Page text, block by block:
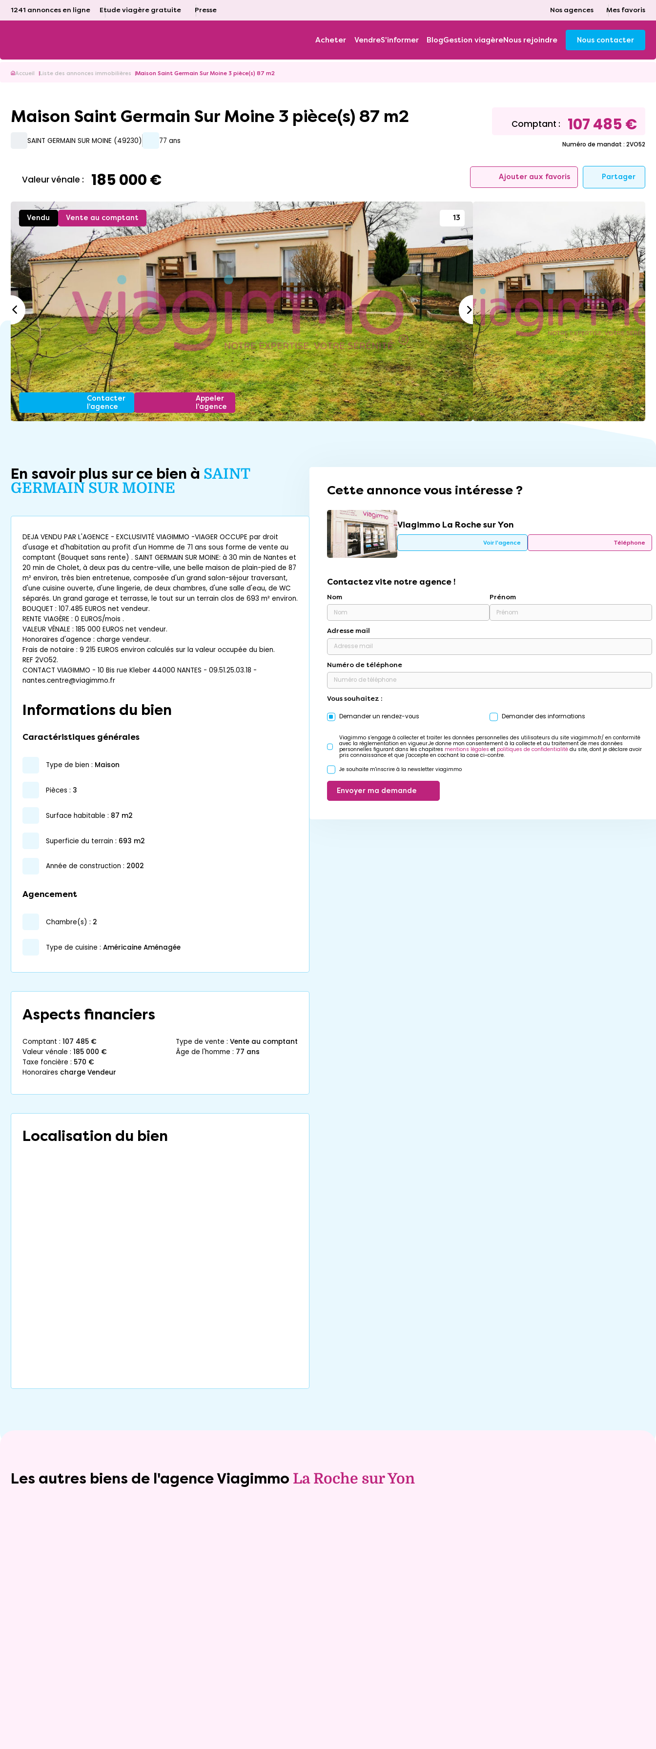
1241 annonces en ligne Etude viagère gratuite Presse Nos agences Mes favoris
Acheter VendreS'informer BlogGestion viagèreNous rejoindre Nous contacter
Accueil Liste des annonces immobilières Maison Saint Germain Sur Moine 3 pièce(s) 87 m2
Maison Saint Germain Sur Moine 3 pièce(s) 87 m2
SAINT GERMAIN SUR MOINE (49230) 77 ans
Comptant : 107 485 €
Numéro de mandat : 2VO52
Valeur vénale : 185 000 € Ajouter aux favoris Partager
Vendu Vente au comptant 13
Contacter
l'agence
Appeler
l'agence
En savoir plus sur ce bien à SAINT
GERMAIN SUR MOINE
DEJA VENDU PAR L'AGENCE - EXCLUSIVITÉ VIAGIMMO -VIAGER OCCUPE par droit
d'usage et d'habitation au profit d'un Homme de 71 ans sous forme de vente au
comptant (Bouquet sans rente) . SAINT GERMAIN SUR MOINE: à 30 min de Nantes et
20 min de Cholet, à deux pas du centre-ville, une belle maison de plain-pied de 87
m² environ, très bien entretenue, composée d'un grand salon-séjour traversant,
d'une cuisine ouverte, d'une lingerie, de deux chambres, d'une salle d'eau, de WC
séparés. Un grand garage et terrasse, le tout sur un terrain clos de 693 m² environ.
BOUQUET : 107.485 EUROS net vendeur.
RENTE VIAGÈRE : 0 EUROS/mois .
VALEUR VÉNALE : 185 000 EUROS net vendeur.
Honoraires d'agence : charge vendeur.
Frais de notaire : 9 215 EUROS environ calculés sur la valeur occupée du bien.
REF 2VO52.
CONTACT VIAGIMMO - 10 Bis rue Kleber 44000 NANTES - 09.51.25.03.18 -
nantes.centre@viagimmo.fr
Informations du bien
Caractéristiques générales
type de bien : maison
pièces : 3
surface habitable : 87 m2
superficie du terrain : 693 m2
année de construction : 2002
Agencement
chambre(s) : 2
Type de cuisine : Américaine Aménagée
Aspects financiers
comptant : 107 485 €
valeur vénale : 185 000 €
taxe foncière : 570 €
honoraires charge Vendeur
type de vente : Vente au comptant
âge de l'homme : 77 ans
Localisation du bien
Cette annonce vous intéresse ?
Viagimmo La Roche sur Yon
Voir l'agence Téléphone
Contactez vite notre agence !
Nom Prénom
Adresse mail
Numéro de téléphone
Vous souhaitez :
Demander un rendez-vous Demander des informations
Viagimmo s’engage à collecter et traiter les données personnelles des utilisateurs du site viagimmo.fr/ en conformité
avec la réglementation en vigueur.Je donne mon consentement à la collecte et au traitement de mes données
personnelles figurant dans les chapitres mentions légales et politiques de confidentialité du site, dont je déclare avoir
pris connaissance et que j’accepte en cochant la case ci-contre.
Je souhaite m'inscrire à la newsletter viagimmo
Envoyer ma demande
Les autres biens de l'agence Viagimmo La Roche sur Yon